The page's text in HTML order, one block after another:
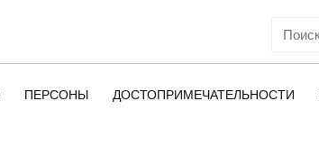
ПЕРСОНЫ ДОСТОПРИМЕЧАТЕЛЬНОСТИ